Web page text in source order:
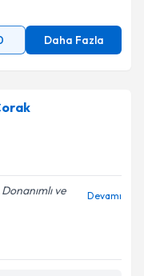
Daha Fazla
ve
Devamı